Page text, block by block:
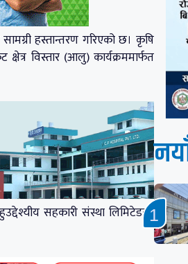
हस्तान्तरण गरिएको छ। कृषि
विस्तार (आलु) कार्यक्रममार्फत
सहकारी संस्था लिमिटेडको